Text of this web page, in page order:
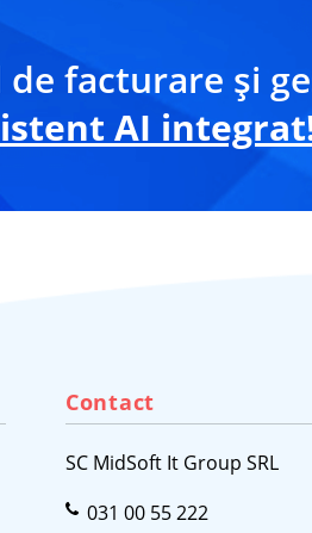
facturare și
AI
Contact
SC MidSoft It Group SRL
031 00 55 222